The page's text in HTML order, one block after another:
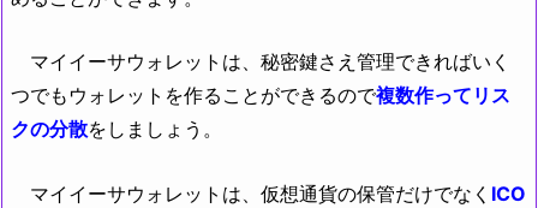
マイイーサウォレットは、秘密鍵さえ管理できればいく
つでもウォレットを作ることができるので複数作ってリス
クの分散をしましょう。
マイイーサウォレットは、仮想通貨の保管だけでなく ICO